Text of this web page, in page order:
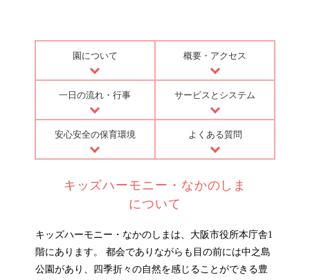
園について 概要・アクセス
一日の流れ・行事 サービスとシステム
安心安全の保育環境 よくある質問
キッズハーモニー・なかのしま
について
キッズハーモニー・なかのしまは、大阪市役所本庁舎1
階にあります。 都会でありながらも目の前には中之島
公園があり、四季折々の自然を感じることができる豊